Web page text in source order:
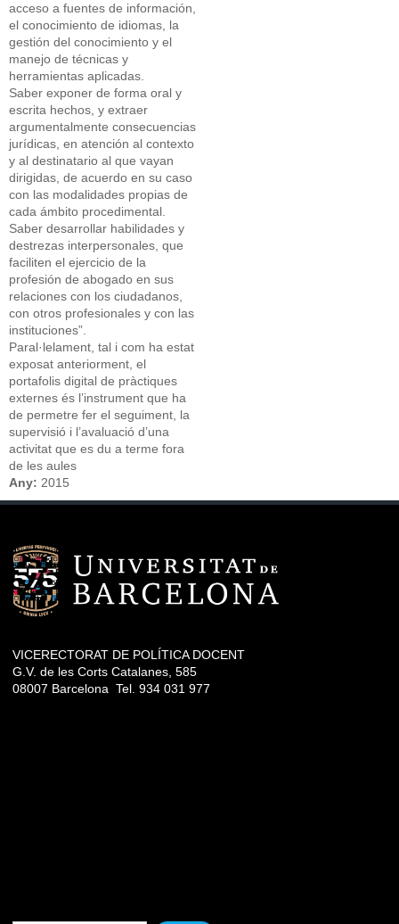
acceso a fuentes de información,
el conocimiento de idiomas, la
gestión del conocimiento y el
manejo de técnicas y
herramientas aplicadas.
Saber exponer de forma oral y
escrita hechos, y extraer
argumentalmente consecuencias
jurídicas, en atención al contexto
y al destinatario al que vayan
dirigidas, de acuerdo en su caso
con las modalidades propias de
cada ámbito procedimental.
Saber desarrollar habilidades y
destrezas interpersonales, que
faciliten el ejercicio de la
profesión de abogado en sus
relaciones con los ciudadanos,
con otros profesionales y con las
instituciones”.
Paral·lelament, tal i com ha estat
exposat anteriorment, el
portafolis digital de pràctiques
externes és l’instrument que ha
de permetre fer el seguiment, la
supervisió i l’avaluació d’una
activitat que es du a terme fora
de les aules
Any: 2015
VICERECTORAT DE POLÍTICA DOCENT
G.V. de les Corts Catalanes, 585
08007 Barcelona Tel. 934 031 977